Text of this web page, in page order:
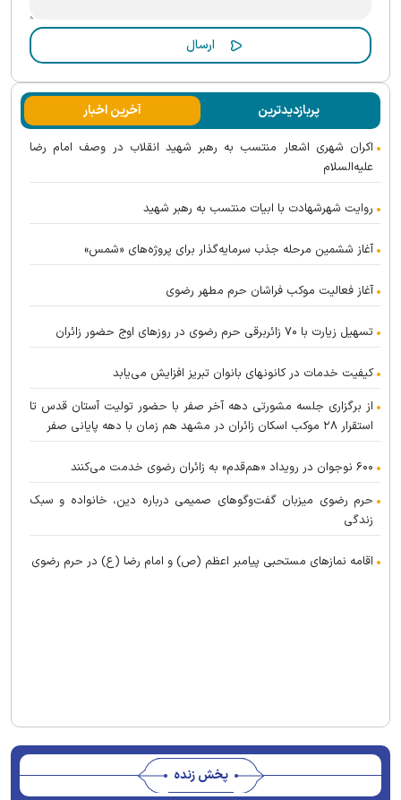
پربازدیدترین آخرین اخبار
اکران شهری اشعار منتسب به رهبر شهید انقلاب در وصف امام رضا
علیه‌السلام
روایت شهرشهادت با ابیات منتسب به رهبر شهید
آغاز ششمین مرحله جذب سرمایه‌گذار برای پروژه‌های «شمس»
آغاز فعالیت موکب فراشان حرم مطهر رضوی
تسهیل زیارت با ۷۰ زائربرقی حرم رضوی در روز‌های اوج حضور زائران
کیفیت خدمات در کانونهای بانوان تبریز افزایش می‌یابد
از برگزاری جلسه مشورتی دهه آخر صفر با حضور تولیت آستان قدس تا
استقرار ۲۸ موکب اسکان زائران در مشهد هم زمان با دهه پایانی صفر
۶۰۰ نوجوان در رویداد «هم‌قدم» به زائران رضوی خدمت می‌کنند
حرم رضوی میزبان گفت‌و‌گو‌های صمیمی درباره دین، خانواده و سبک
زندگی
اقامه نماز‌های مستحبی پیامبر اعظم (ص) و امام رضا (ع) در حرم رضوی
پخش زنده